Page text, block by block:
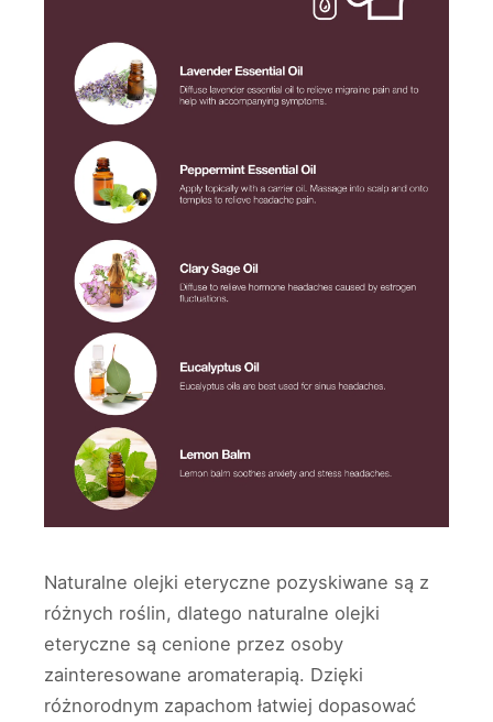
Naturalne olejki eteryczne pozyskiwane są z
różnych roślin, dlatego naturalne olejki
eteryczne są cenione przez osoby
zainteresowane aromaterapią. Dzięki
różnorodnym zapachom łatwiej dopasować